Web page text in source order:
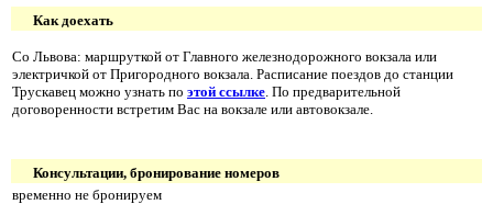
Как доехать
Со Львова: маршруткой от Главного железнодорожного вокзала или
электричкой от Пригородного вокзала. Расписание поездов до станции
Трускавец можно узнать по этой ссылке. По предварительной
договоренности встретим Вас на вокзале или автовокзале.
Консультации, бронирование номеров
временно не бронируем